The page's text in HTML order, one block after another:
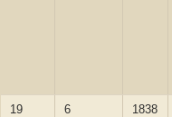
19 6 1838